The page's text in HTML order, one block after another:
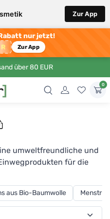
Zur App
nur jetzt!
Zur App
über 80 EUR
0
umweltfreundliche und
für die
aus Naturlatex oder
das sehr haltbar ist
hält. Wenn Sie sie
nur eine Menge
aus Bio-Baumwolle